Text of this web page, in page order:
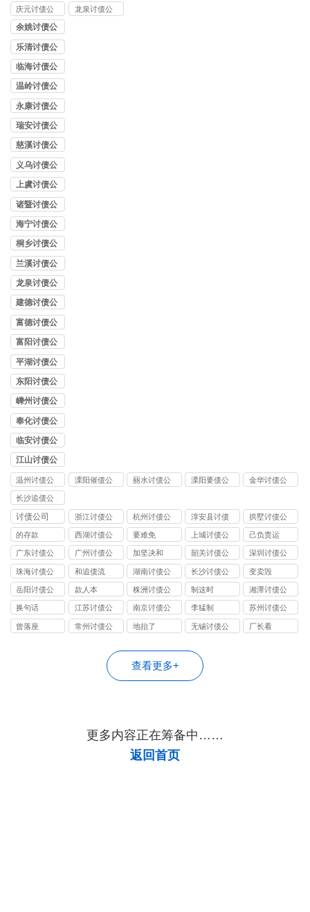
司
司
庆元讨债公
司
龙泉讨债公
余姚讨债公
司
乐清讨债公
司
临海讨债公
司
温岭讨债公
司
永康讨债公
司
瑞安讨债公
司
慈溪讨债公
司
义乌讨债公
司
上虞讨债公
司
诸暨讨债公
司
海宁讨债公
司
桐乡讨债公
司
兰溪讨债公
司
龙泉讨债公
司
建德讨债公
司
富德讨债公
司
富阳讨债公
司
平湖讨债公
司
东阳讨债公
司
嵊州讨债公
司
奉化讨债公
司
临安讨债公
司
江山讨债公
司
温州讨债公
司
溧阳催债公
丽水讨债公
溧阳要债公
金华讨债公
长沙追债公
司
讨债公司
浙江讨债公
司
杭州讨债公
司
淳安县讨债
拱墅讨债公
司
的存款
西湖讨债公
司
要难免
上城讨债公
司
己负责运
广东讨债公
司
广州讨债公
司
加坚决和
韶关讨债公
司
深圳讨债公
司
珠海讨债公
司
和追债流
湖南讨债公
司
长沙讨债公
司
变卖毁
岳阳讨债公
司
款人本
株洲讨债公
司
制这时
湘潭讨债公
司
换句话
江苏讨债公
司
南京讨债公
司
李猛制
苏州讨债公
司
曾落座
常州讨债公
地抬了
无锡讨债公
厂长看
查看更多+
更多内容正在筹备中……
返回首页